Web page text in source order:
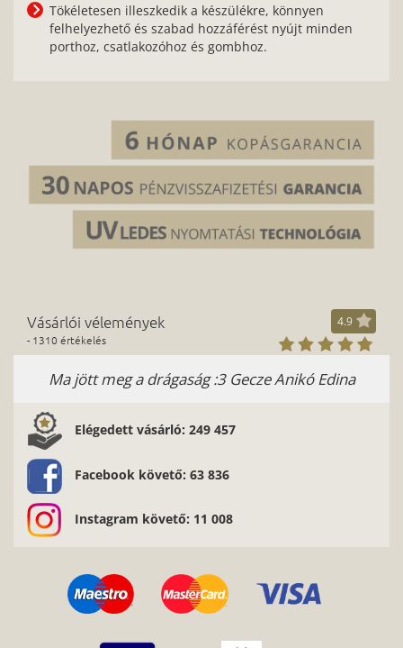
Tökéletesen illeszkedik a készülékre, könnyen
felhelyezhető és szabad hozzáférést nyújt minden
porthoz, csatlakozóhoz és gombhoz.
Vásárlói vélemények
- 1310 értékelés
4.9
Ma jött meg a drágaság :3 Gecze Anikó Edina
Elégedett vásárló: 249 457
Facebook követő: 63 836
Instagram követő: 11 008